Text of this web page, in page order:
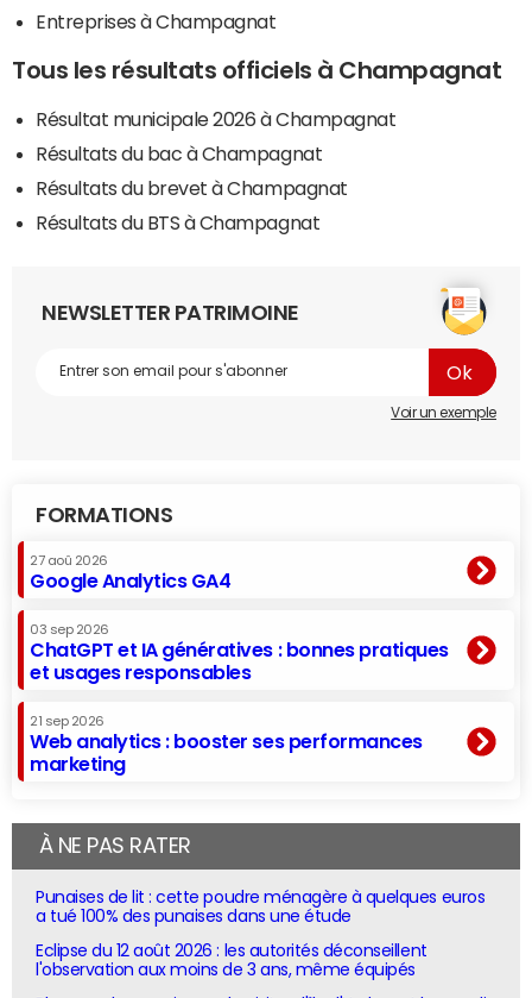
Entreprises à Champagnat
Tous les résultats officiels à Champagnat
Résultat municipale 2026 à Champagnat
Résultats du bac à Champagnat
Résultats du brevet à Champagnat
Résultats du BTS à Champagnat
NEWSLETTER PATRIMOINE
Voir un exemple
FORMATIONS
27 aoû 2026
Google Analytics GA4
03 sep 2026
ChatGPT et IA génératives : bonnes pratiques
et usages responsables
21 sep 2026
Web analytics : booster ses performances
marketing
À NE PAS RATER
Punaises de lit : cette poudre ménagère à quelques euros
a tué 100% des punaises dans une étude
Eclipse du 12 août 2026 : les autorités déconseillent
l'observation aux moins de 3 ans, même équipés